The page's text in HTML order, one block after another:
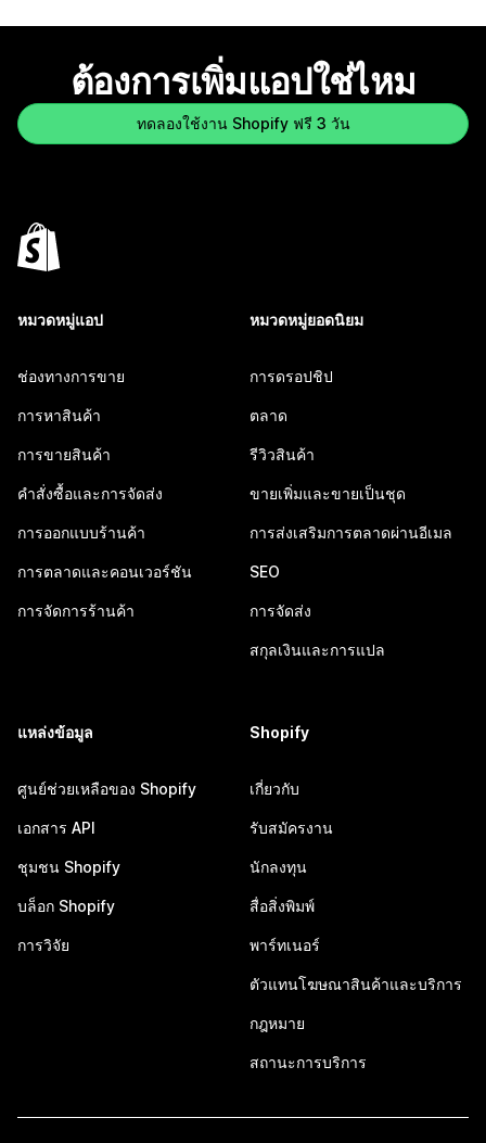
ต้องการเพิ่มแอปใช่ไหม
ทดลองใช้งาน Shopify ฟรี 3 วัน
หมวดหมู่แอป
ช่องทางการขาย
การหาสินค้า
การขายสินค้า
คำสั่งซื้อและการจัดส่ง
การออกแบบร้านค้า
การตลาดและคอนเวอร์ชัน
การจัดการร้านค้า
หมวดหมู่ยอดนิยม
การดรอปชิป
ตลาด
รีวิวสินค้า
ขายเพิ่มและขายเป็นชุด
การส่งเสริมการตลาดผ่านอีเมล
SEO
การจัดส่ง
สกุลเงินและการแปล
แหล่งข้อมูล
ศูนย์ช่วยเหลือของ Shopify
เอกสาร API
ชุมชน Shopify
บล็อก Shopify
การวิจัย
Shopify
เกี่ยวกับ
รับสมัครงาน
นักลงทุน
สื่อสิ่งพิมพ์
พาร์ทเนอร์
ตัวแทนโฆษณาสินค้าและบริการ
กฎหมาย
สถานะการบริการ